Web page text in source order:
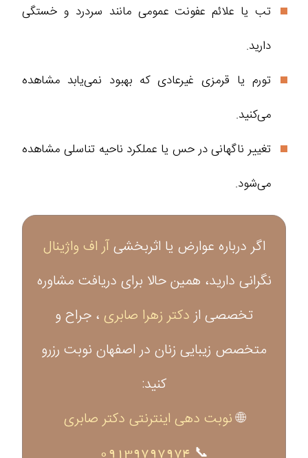
تب یا علائم عفونت عمومی مانند سردرد و خستگی
دارید.
تورم یا قرمزی غیرعادی که بهبود نمی‌یابد مشاهده
می‌کنید.
تغییر ناگهانی در حس یا عملکرد ناحیه تناسلی مشاهده
می‌شود.
اگر درباره عوارض یا اثربخشیآر اف واژینال
نگرانی دارید، همین حالا برای دریافت مشاوره
تخصصی از دکتر زهرا صابری ، جراح و
متخصص زیبایی زنان در اصفهان نوبت رزرو
کنید:
🌐نوبت دهی اینترنتی دکتر صابری
📞
09139797974